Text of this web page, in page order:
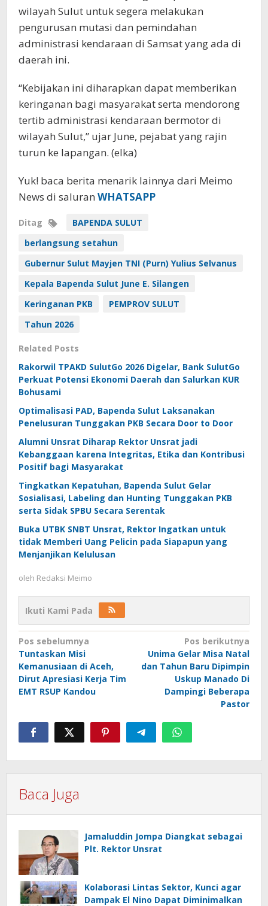
wilayah Sulut untuk segera melakukan
pengurusan mutasi dan pemindahan
administrasi kendaraan di Samsat yang ada di
daerah ini.
“Kebijakan ini diharapkan dapat memberikan
keringanan bagi masyarakat serta mendorong
tertib administrasi kendaraan bermotor di
wilayah Sulut,” ujar June, pejabat yang rajin
turun ke lapangan. (elka)
Yuk! baca berita menarik lainnya dari Meimo
News di saluran WHATSAPP
Ditag
BAPENDA SULUT
berlangsung setahun
Gubernur Sulut Mayjen TNI (Purn) Yulius Selvanus
Kepala Bapenda Sulut June E. Silangen
Keringanan PKB
PEMPROV SULUT
Tahun 2026
Related Posts
Rakorwil TPAKD SulutGo 2026 Digelar, Bank SulutGo
Perkuat Potensi Ekonomi Daerah dan Salurkan KUR
Bohusami
Optimalisasi PAD, Bapenda Sulut Laksanakan
Penelusuran Tunggakan PKB Secara Door to Door
Alumni Unsrat Diharap Rektor Unsrat jadi
Kebanggaan karena Integritas, Etika dan Kontribusi
Positif bagi Masyarakat
Tingkatkan Kepatuhan, Bapenda Sulut Gelar
Sosialisasi, Labeling dan Hunting Tunggakan PKB
serta Sidak SPBU Secara Serentak
Buka UTBK SNBT Unsrat, Rektor Ingatkan untuk
tidak Memberi Uang Pelicin pada Siapapun yang
Menjanjikan Kelulusan
oleh Redaksi Meimo
Ikuti Kami Pada
Navigasi
pos
Pos sebelumnya
Tuntaskan Misi
Kemanusiaan di Aceh,
Dirut Apresiasi Kerja Tim
EMT RSUP Kandou
Pos berikutnya
Unima Gelar Misa Natal
dan Tahun Baru Dipimpin
Uskup Manado Di
Dampingi Beberapa
Pastor
Baca Juga
Jamaluddin Jompa Diangkat sebagai
Plt. Rektor Unsrat
Kolaborasi Lintas Sektor, Kunci agar
Dampak El Nino Dapat Diminimalkan